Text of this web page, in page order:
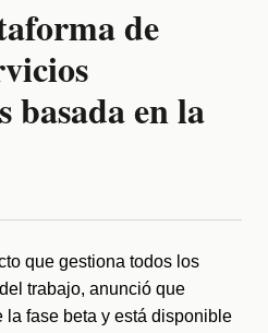
de
basada en la
que gestiona todos los
la fase beta y está disponible